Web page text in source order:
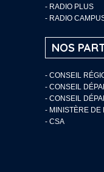
- RADIO PLUS
- RADIO
NOS
- CONSEIL
- CONSEIL
- CONSEIL
- MINISTÈRE DE
- CSA